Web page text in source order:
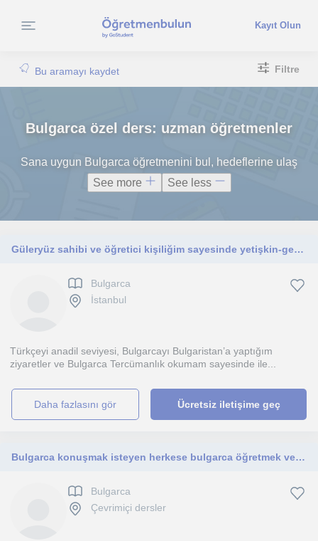
Kayıt Olun
Bu aramayı kaydet Filtre
Bulgarca özel ders: uzman öğretmenler
Sana uygun Bulgarca öğretmenini bul, hedeflerine ulaş
See more
See less
Güleryüz sahibi ve öğretici kişiliğim sayesinde yetişkin-genç öğrencilerimle keyifli ve verimli dersler işlerim
Bulgarca
İstanbul
Türkçeyi anadil seviyesi, Bulgarcayı Bulgaristan’a yaptığım
ziyaretler ve Bulgarca Tercümanlık okumam sayesinde ile...
daha fazlasını gör Ücretsiz iletişime geç
Bulgarca konuşmak isteyen herkese bulgarca öğretmek ve günlük hayatta konuşmaya başlamaları için harika bir fırsat
Bulgarca
Çevrimiçi dersler